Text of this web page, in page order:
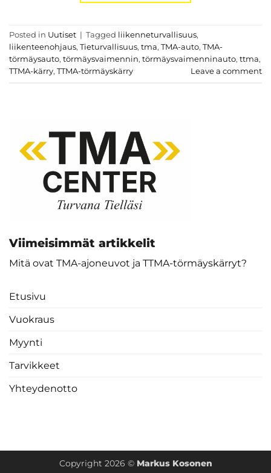
Posted in Uutiset | Tagged liikenneturvallisuus,
liikenteenohjaus, Tieturvallisuus, tma, TMA-auto, TMA-
törmäysauto, törmäysvaimennin, törmäysvaimenninauto, ttma,
TTMA-kärry, TTMA-törmäyskärry Leave a comment
Viimeisimmät artikkelit
Mitä ovat TMA-ajoneuvot ja TTMA-törmäyskärryt?
Etusivu
Vuokraus
Myynti
Tarvikkeet
Yhteydenotto
Copyright 2026 © Markus Kosonen